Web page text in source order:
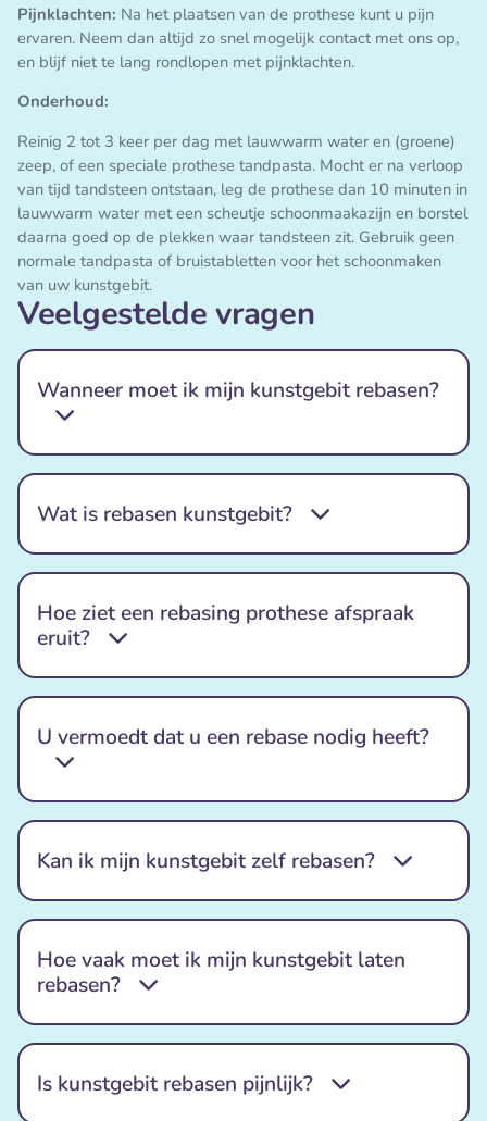
Pijnklachten: Na het plaatsen van de prothese kunt u pijn
ervaren. Neem dan altijd zo snel mogelijk contact met ons op,
en blijf niet te lang rondlopen met pijnklachten.
Onderhoud:
Reinig 2 tot 3 keer per dag met lauwwarm water en (groene)
zeep, of een speciale prothese tandpasta. Mocht er na verloop
van tijd tandsteen ontstaan, leg de prothese dan 10 minuten in
lauwwarm water met een scheutje schoonmaakazijn en borstel
daarna goed op de plekken waar tandsteen zit. Gebruik geen
normale tandpasta of bruistabletten voor het schoonmaken
van uw kunstgebit.
Veelgestelde vragen
Wanneer moet ik mijn kunstgebit rebasen?
Wat is rebasen kunstgebit?
Hoe ziet een rebasing prothese afspraak
eruit?
U vermoedt dat u een rebase nodig heeft?
Kan ik mijn kunstgebit zelf rebasen?
Hoe vaak moet ik mijn kunstgebit laten
rebasen?
Is kunstgebit rebasen pijnlijk?